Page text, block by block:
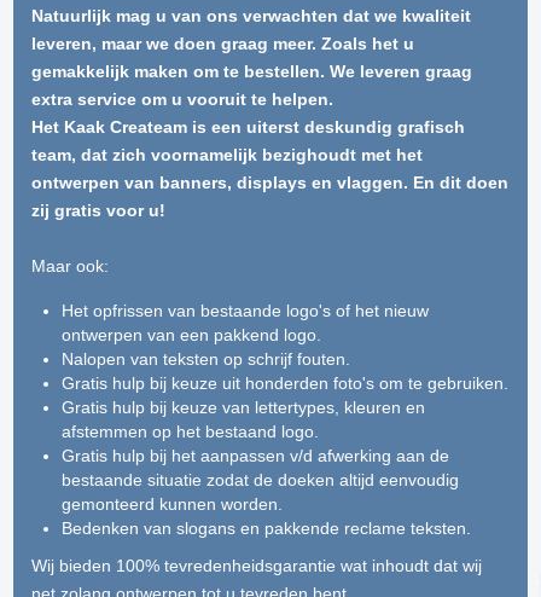
Natuurlijk mag u van ons verwachten dat we kwaliteit
leveren, maar we doen graag meer. Zoals het u
gemakkelijk maken om te bestellen. We leveren graag
extra service om u vooruit te helpen.
Het Kaak Createam is een uiterst deskundig grafisch
team, dat zich voornamelijk bezighoudt met het
ontwerpen van banners, displays en vlaggen. En dit doen
zij gratis voor u!
Maar ook:
Het opfrissen van bestaande logo's of het nieuw
ontwerpen van een pakkend logo.
Nalopen van teksten op schrijf fouten.
Gratis hulp bij keuze uit honderden foto's om te gebruiken.
Gratis hulp bij keuze van lettertypes, kleuren en
afstemmen op het bestaand logo.
Gratis hulp bij het aanpassen v/d afwerking aan de
bestaande situatie zodat de doeken altijd eenvoudig
gemonteerd kunnen worden.
Bedenken van slogans en pakkende reclame teksten.
Wij bieden 100% tevredenheidsgarantie wat inhoudt dat wij
net zolang ontwerpen tot u tevreden bent.